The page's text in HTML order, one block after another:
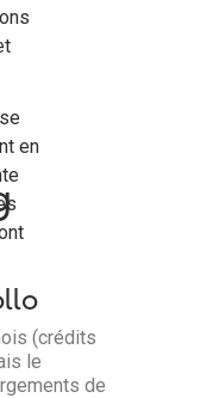
en
(crédits
le
de